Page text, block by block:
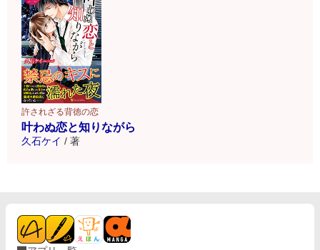
許されざる背徳の恋
叶わぬ恋と知りながら
久石ケイ / 著